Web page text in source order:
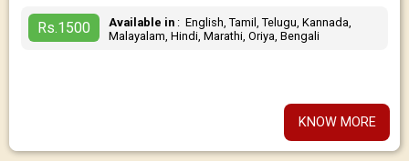
Rs.1500 Available in : English, Tamil, Telugu, Kannada,
Malayalam, Hindi, Marathi, Oriya, Bengali
KNOW MORE